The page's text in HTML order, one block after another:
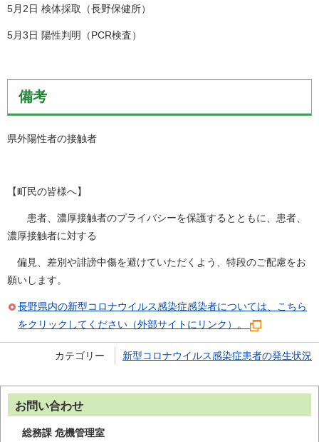
5月2日 検体採取（長野保健所）
5月3日 陽性判明（PCR検査）
備考
県外陽性者の接触者
【町民の皆様へ】
患者、濃厚接触者のプライバシーを保護するとともに、患者、
濃厚接触者に対する
偏見、差別や誹謗中傷を避けていただくよう、特段のご配慮をお
願いします。
長野県内の新型コロナウイルス感染症感染者については、こちら
をクリックしてください（外部サイトにリンク）。
カテゴリー 新型コロナウイルス感染症患者の発生状況
お問い合わせ
総務課 危機管理室